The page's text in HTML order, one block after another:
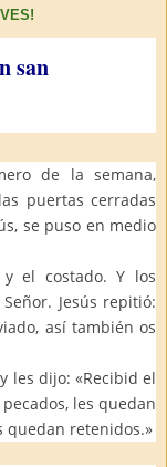
san
de la semana,
puertas cerradas
se puso en medio
el costado. Y los
Jesús repitió:
así también os
les dijo: «Recibid el
les quedan
quedan retenidos.»